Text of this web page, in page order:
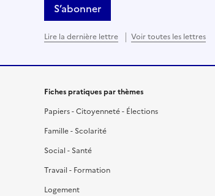
S’abonner
Lire la dernière lettre Voir toutes les lettres
Fiches pratiques par thèmes
Papiers - Citoyenneté - Élections
Famille - Scolarité
Social - Santé
Travail - Formation
Logement